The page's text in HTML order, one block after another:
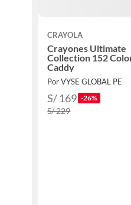
CRAYOLA
Crayones Ultimate
Collection 152
Caddy
Por VYSE GLOBAL PE
S/ 169 -26%
S/ 229